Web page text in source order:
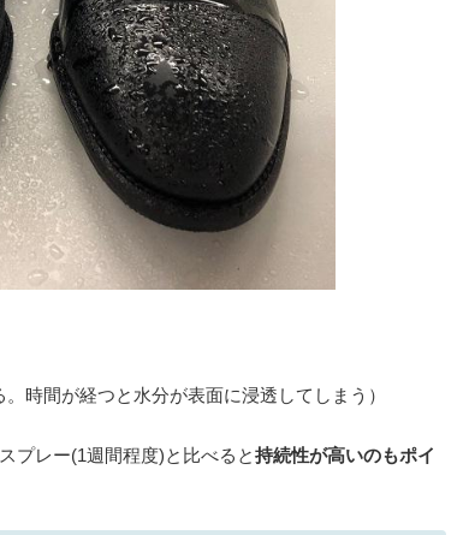
時間が経つと水分が表面に浸透してしまう）
プレー(1週間程度)と比べると持続性が高いのもポイ